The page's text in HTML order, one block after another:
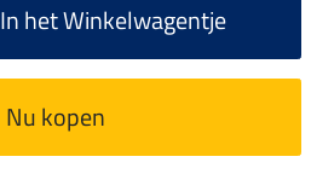
In het Winkelwagentje
Nu kopen